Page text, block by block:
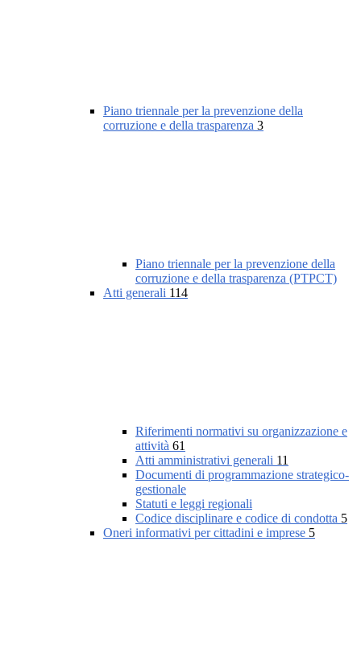
Piano triennale per la prevenzione della
corruzione e della trasparenza 3
Piano triennale per la prevenzione della
corruzione e della trasparenza (PTPCT)
Atti generali 114
Riferimenti normativi su organizzazione e
attività 61
Atti amministrativi generali 11
Documenti di programmazione strategico-
gestionale
Statuti e leggi regionali
Codice disciplinare e codice di condotta 5
Oneri informativi per cittadini e imprese 5